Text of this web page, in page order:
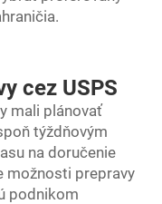
cez USPS
mali plánovať
týždňovým
na doručenie
možnosti prepravy
podnikom